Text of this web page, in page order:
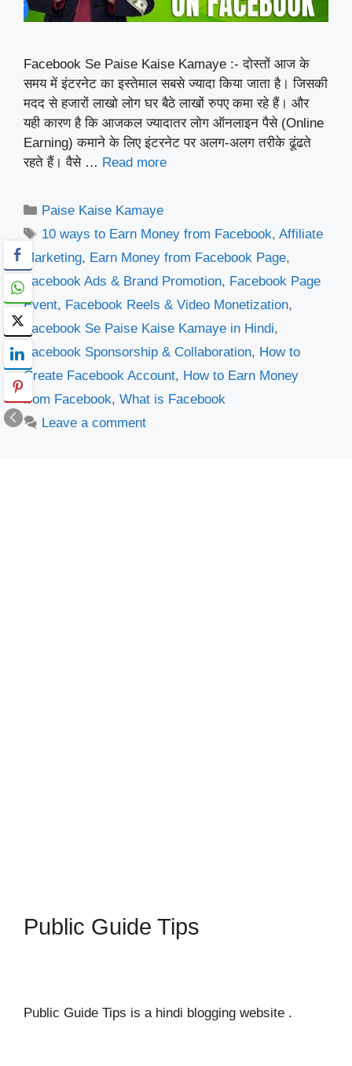
Facebook Se Paise Kaise Kamaye :- दोस्तों आज के
समय में इंटरनेट का इस्तेमाल सबसे ज्यादा किया जाता है। जिसकी
मदद से हजारों लाखो लोग घर बैठे लाखों रुपए कमा रहे हैं। और
यही कारण है कि आजकल ज्यादातर लोग ऑनलाइन पैसे (Online
Earning) कमाने के लिए इंटरनेट पर अलग-अलग तरीके ढूंढते
रहते हैं। वैसे … Read more
Categories
Paise Kaise Kamaye
Tags
10 ways to Earn Money from Facebook,Affiliate
Marketing, Earn Money from Facebook Page,
Facebook Ads & Brand Promotion, Facebook Page
Event, Facebook Reels & Video Monetization,
Facebook Se Paise Kaise Kamaye in Hindi,
Facebook Sponsorship & Collaboration, How to
Create Facebook Account, How to Earn Money
from Facebook, What is Facebook
Leave a comment
Public Guide Tips
Public Guide Tips is a hindi blogging website .